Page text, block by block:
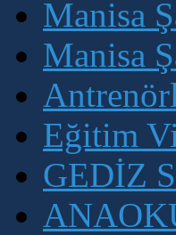
Manisa
Manisa
Eğitim
GEDİZ